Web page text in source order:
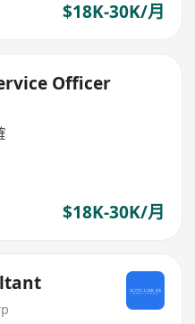
$18K-30K/月
Officer
$18K-30K/月